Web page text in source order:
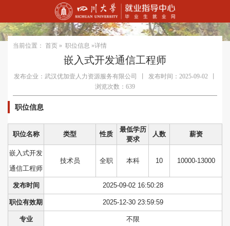
当前位置： 首页 » 职位信息 »详情
嵌入式开发通信工程师
发布企业：武汉优加壹人力资源服务有限公司 发布时间：2025-09-02
浏览次数：639
职位信息
职位名称 类型 性质
最低学历
要求
人数 薪资
嵌入式开发
通信工程师
技术员 全职 本科 10 10000-13000
发布时间 2025-09-02 16:50:28
职位有效期 2025-12-30 23:59:59
专业 不限